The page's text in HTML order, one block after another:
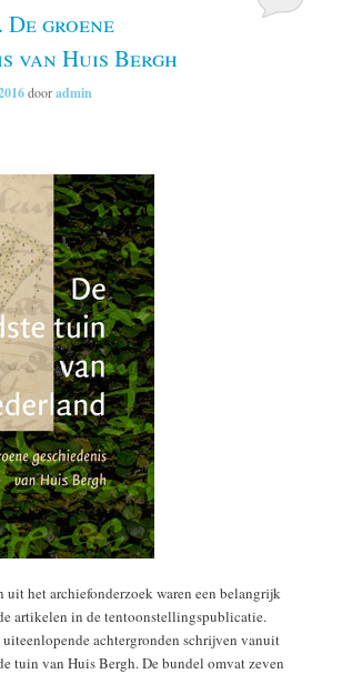
groene
van Huis Bergh
dooradmin
uit het archiefonderzoek waren een belangrijk
artikelen in de tentoonstellingspublicatie.
uiteenlopende achtergronden schrijven vanuit
tuin van Huis Bergh. De bundel omvat zeven